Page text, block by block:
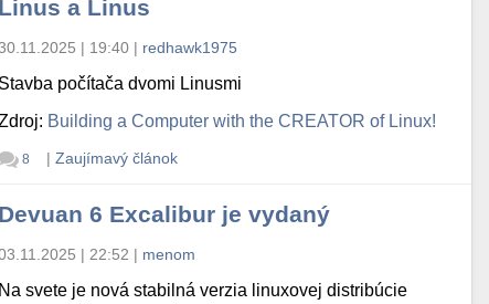
Linus a Linus
| 19:40 | redhawk1975
Stavba počítača dvomi Linusmi
Building a Computer with the CREATOR of Linux!
8 | Zaujímavý článok
Devuan 6 Excalibur je vydaný
| 22:52 | menom
Na svete je nová stabilná verzia linuxovej distribúcie